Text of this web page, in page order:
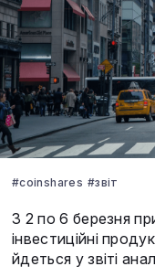
#coinshares #звіт
З 2 по 6 березня
інвестиційні
йдеться у звіті